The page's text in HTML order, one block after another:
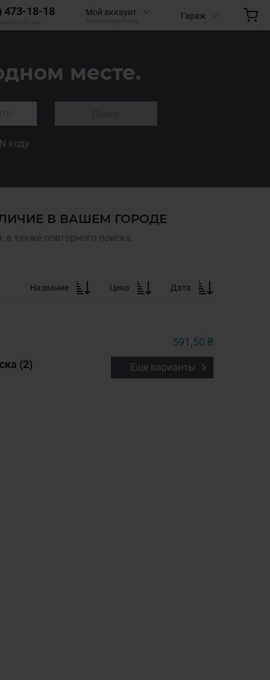
473-18-18 Мой аккаунт Гараж
месте.
коду
В ВАШЕМ ГОРОДЕ
также повторного поиска.
Название Цена Дата
(2)
591,50 ₴
Еще варианты